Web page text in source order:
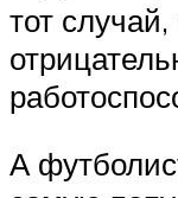
тот
А